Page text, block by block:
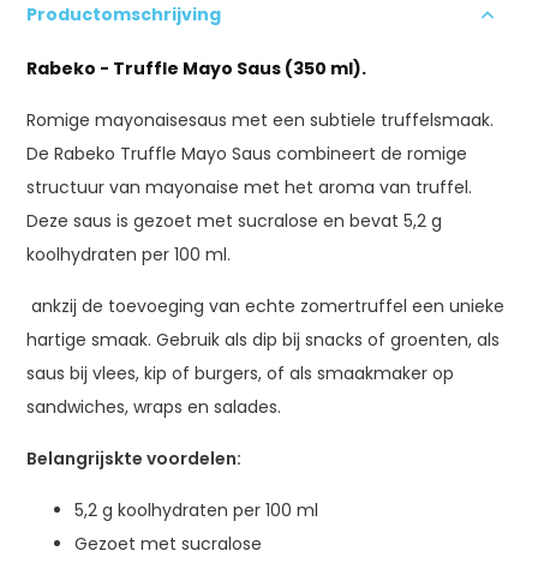
Productomschrijving
Rabeko - Truffle Mayo Saus (350 ml).
Romige mayonaisesaus met een subtiele truffelsmaak.
De Rabeko Truffle Mayo Saus combineert de romige
structuur van mayonaise met het aroma van truffel.
Deze saus is gezoet met sucralose en bevat 5,2 g
koolhydraten per 100 ml.
ankzij de toevoeging van echte zomertruffel een unieke
hartige smaak. Gebruik als dip bij snacks of groenten, als
saus bij vlees, kip of burgers, of als smaakmaker op
sandwiches, wraps en salades.
Belangrijskte voordelen:
5,2 g koolhydraten per 100 ml
Gezoet met sucralose